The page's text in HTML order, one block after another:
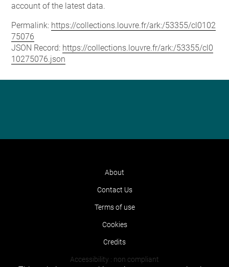
account of the latest data.
Permalink: https://collections.louvre.fr/ark:/53355/cl0102
75076
JSON Record: https://collections.louvre.fr/ark:/53355/cl0
10275076.json
About
Contact Us
Terms of use
Cookies
Credits
Accessibility : non compliant